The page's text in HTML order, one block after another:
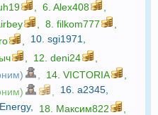
6. Alex408
8. filkom777
10. sgi1971
12. deni24
14. VICTORIA
16. a2345
, 18. Максим822